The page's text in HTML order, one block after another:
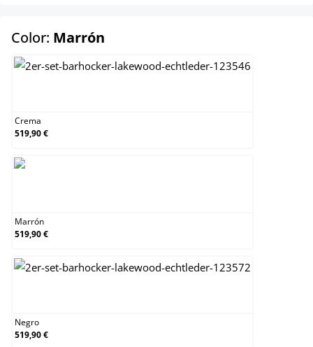
Color: Marrón
Crema
519,90 €
Marrón
519,90 €
Negro
519,90 €